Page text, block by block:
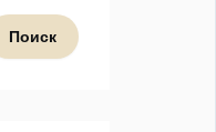
Поиск